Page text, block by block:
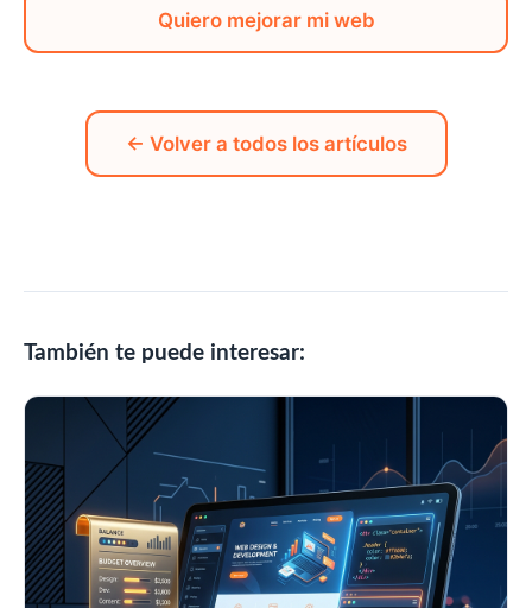
Quiero mejorar mi web
← Volver a todos los artículos
También te puede interesar: